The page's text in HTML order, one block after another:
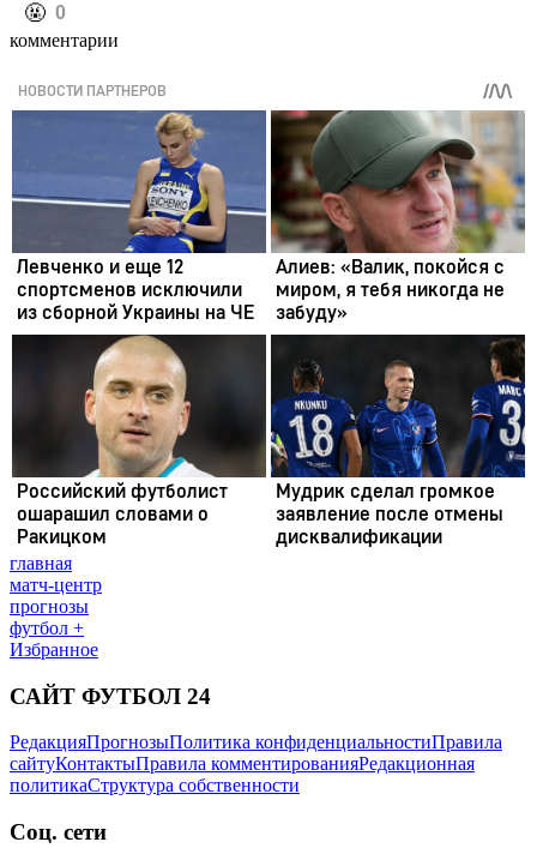
️🤬 0
комментарии
главная
матч-центр
прогнозы
футбол +
Избранное
САЙТ ФУТБОЛ 24
РедакцияПрогнозыПолитика конфиденциальностиПравила
сайтуКонтактыПравила комментированияРедакционная
политикаСтруктура собственности
Соц. сети